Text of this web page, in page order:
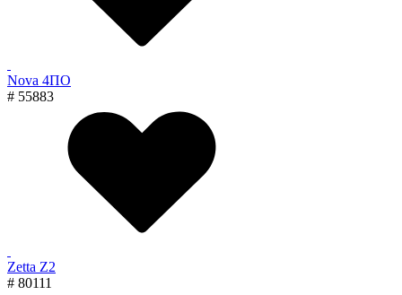
Nova 4ПО
# 55883
Zetta Z2
# 80111